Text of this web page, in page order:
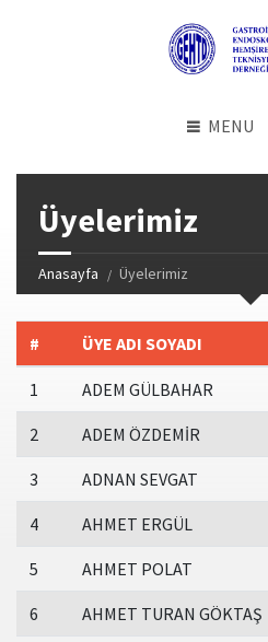
MENU
Üyelerimiz
Anasayfa Üyelerimiz
# ÜYE ADI SOYADI
1 ADEM GÜLBAHAR
2 ADEM ÖZDEMİR
3 ADNAN SEVGAT
4 AHMET ERGÜL
5 AHMET POLAT
6 AHMET TURAN GÖKTAŞ